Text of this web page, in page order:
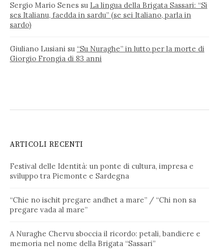
Sergio Mario Senes su La lingua della Brigata Sassari: “Si
ses Italianu, faedda in sardu” (se sei Italiano, parla in
sardo)
Giuliano Lusiani su “Su Nuraghe” in lutto per la morte di
Giorgio Frongia di 83 anni
ARTICOLI RECENTI
Festival delle Identità: un ponte di cultura, impresa e
sviluppo tra Piemonte e Sardegna
“Chie no ischit pregare andhet a mare” / “Chi non sa
pregare vada al mare”
A Nuraghe Chervu sboccia il ricordo: petali, bandiere e
memoria nel nome della Brigata “Sassari”